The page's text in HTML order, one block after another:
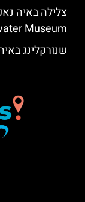
Museum)
שנורקלינג